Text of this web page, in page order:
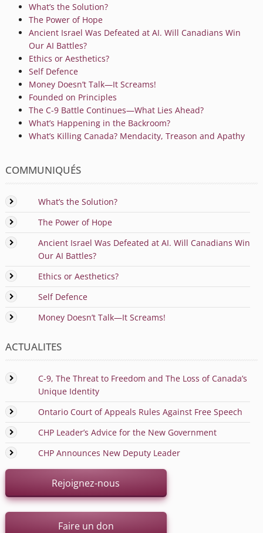
What’s the Solution?
The Power of Hope
Ancient Israel Was Defeated at AI. Will Canadians Win
Our AI Battles?
Ethics or Aesthetics?
Self Defence
Money Doesn’t Talk—It Screams!
Founded on Principles
The C-9 Battle Continues—What Lies Ahead?
What’s Happening in the Backroom?
What’s Killing Canada? Mendacity, Treason and Apathy
COMMUNIQUÉS
What’s the Solution?
The Power of Hope
Ancient Israel Was Defeated at AI. Will Canadians Win
Our AI Battles?
Ethics or Aesthetics?
Self Defence
Money Doesn’t Talk—It Screams!
ACTUALITES
C-9, The Threat to Freedom and The Loss of Canada’s
Unique Identity
Ontario Court of Appeals Rules Against Free Speech
CHP Leader’s Advice for the New Government
CHP Announces New Deputy Leader
Rejoignez-nous
Faire un don